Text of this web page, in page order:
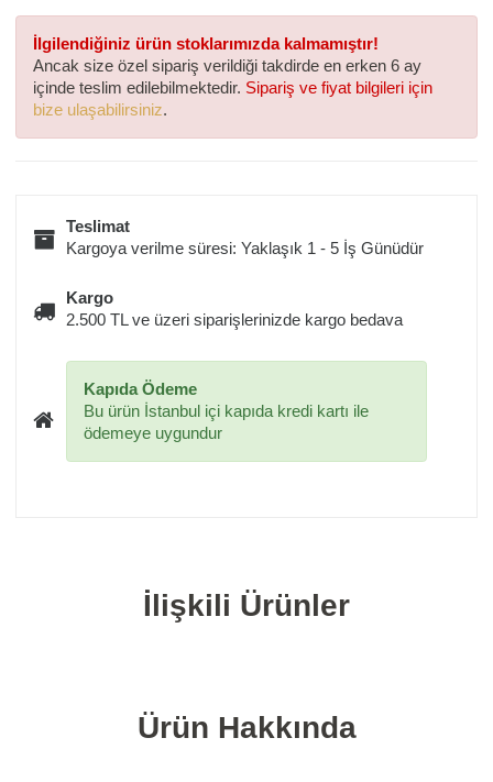
İlgilendiğiniz ürün stoklarımızda kalmamıştır!
Ancak size özel sipariş verildiği takdirde en erken 6 ay
içinde teslim edilebilmektedir. Sipariş ve fiyat bilgileri için
bize ulaşabilirsiniz.
Teslimat
Kargoya verilme süresi: Yaklaşık 1 - 5 İş Günüdür
Kargo
2.500 TL ve üzeri siparişlerinizde kargo bedava
Kapıda Ödeme
Bu ürün İstanbul içi kapıda kredi kartı ile
ödemeye uygundur
İlişkili Ürünler
Ürün Hakkında